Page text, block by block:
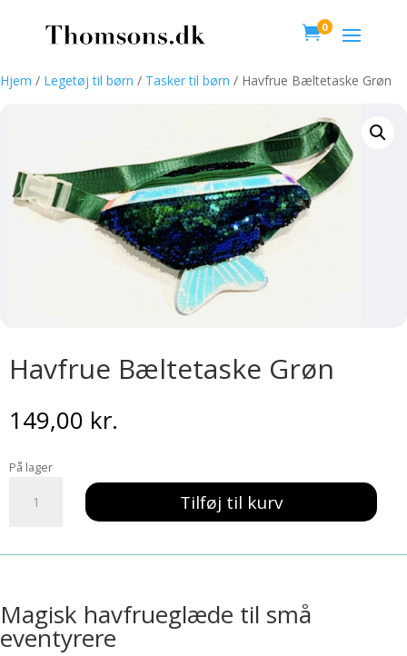
0
Hjem / Legetøj til børn / Tasker til børn / Havfrue Bæltetaske Grøn
Havfrue Bæltetaske Grøn
149,00 kr.
På lager
Bæltetaske
Tilføj til kurv
Magisk havfrueglæde til små
eventyrere